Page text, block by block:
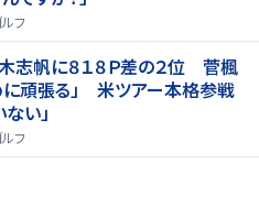
ルフ
木志帆に８１８Ｐ差の２位 菅楓
に頑張る」 米ツアー本格参戦
い」
ルフ